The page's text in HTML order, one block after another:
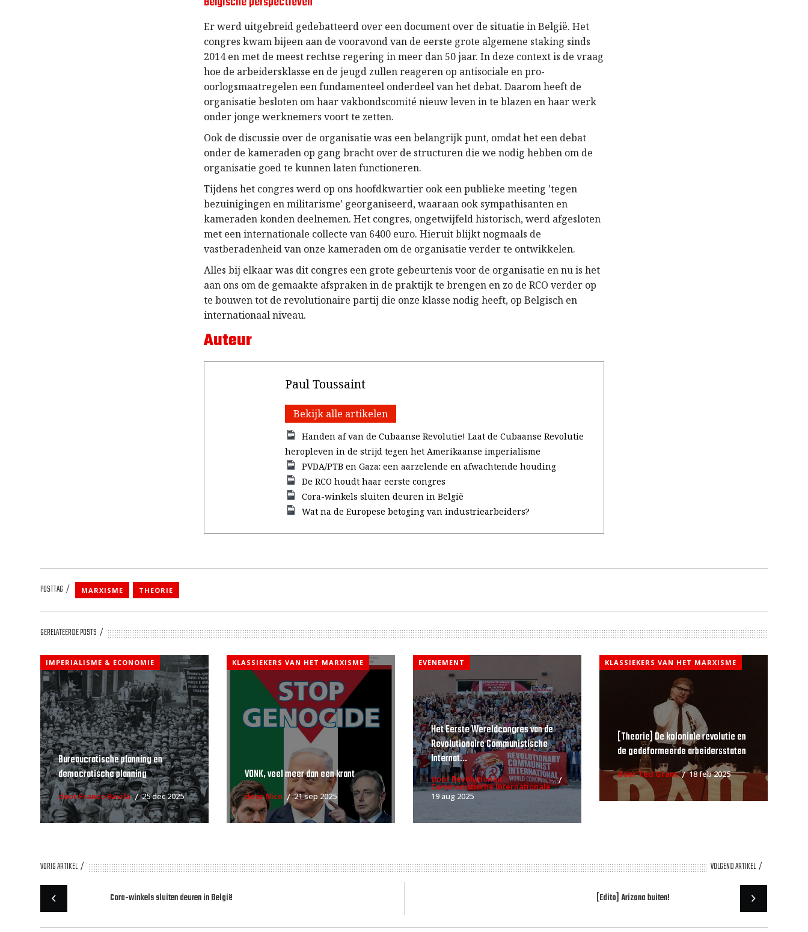
Er werd uitgebreid gedebatteerd over een document over de situatie in België. Het
congres kwam bijeen aan de vooravond van de eerste grote algemene staking sinds
2014 en met de meest rechtse regering in meer dan 50 jaar. In deze context is de vraag
hoe de arbeidersklasse en de jeugd zullen reageren op antisociale en pro-
oorlogsmaatregelen een fundamenteel onderdeel van het debat. Daarom heeft de
organisatie besloten om haar vakbondscomité nieuw leven in te blazen en haar werk
onder jonge werknemers voort te zetten.
Ook de discussie over de organisatie was een belangrijk punt, omdat het een debat
onder de kameraden op gang bracht over de structuren die we nodig hebben om de
organisatie goed te kunnen laten functioneren.
Tijdens het congres werd op ons hoofdkwartier ook een publieke meeting ’tegen
bezuinigingen en militarisme’ georganiseerd, waaraan ook sympathisanten en
kameraden konden deelnemen. Het congres, ongetwijfeld historisch, werd afgesloten
met een internationale collecte van 6400 euro. Hieruit blijkt nogmaals de
vastberadenheid van onze kameraden om de organisatie verder te ontwikkelen.
Alles bij elkaar was dit congres een grote gebeurtenis voor de organisatie en nu is het
aan ons om de gemaakte afspraken in de praktijk te brengen en zo de RCO verder op
te bouwen tot de revolutionaire partij die onze klasse nodig heeft, op Belgisch en
internationaal niveau.
Auteur
Paul Toussaint
Bekijk alle artikelen
Handen af van de Cubaanse Revolutie! Laat de Cubaanse Revolutie
heropleven in de strijd tegen het Amerikaanse imperialisme
PVDA/PTB en Gaza: een aarzelende en afwachtende houding
De RCO houdt haar eerste congres
Cora-winkels sluiten deuren in België
Wat na de Europese betoging van industriearbeiders?
POSTTAG MARXISME THEORIE
GERELATEERDE POSTS
IMPERIALISME & ECONOMIE
Bureaucratische planning en
democratische planning
door Franco Bavila 25 dec 2025
KLASSIEKERS VAN HET MARXISME
VONK, veel meer dan een krant
door Nico 21 sep 2025
EVENEMENT
Het Eerste Wereldcongres van de
Revolutionaire Communistische
Internat...
door Revolutionair
Communistische Internationale
19 aug 2025
KLASSIEKERS VAN HET MARXISME
[Theorie] De koloniale revolutie en
de gedeformeerde arbeidersstaten
door Ted Grant 18 feb 2025
VORIG ARTIKEL VOLGEND ARTIKEL
Cora-winkels sluiten deuren in België [Edito] Arizona buiten!